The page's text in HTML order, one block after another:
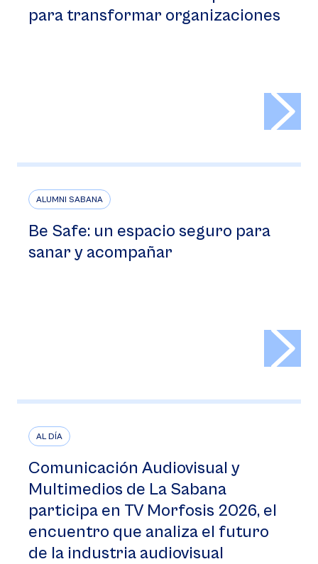
para transformar organizaciones
ALUMNI SABANA
Be Safe: un espacio seguro para
sanar y acompañar
AL DÍA
Comunicación Audiovisual y
Multimedios de La Sabana
participa en TV Morfosis 2026, el
encuentro que analiza el futuro
de la industria audiovisual